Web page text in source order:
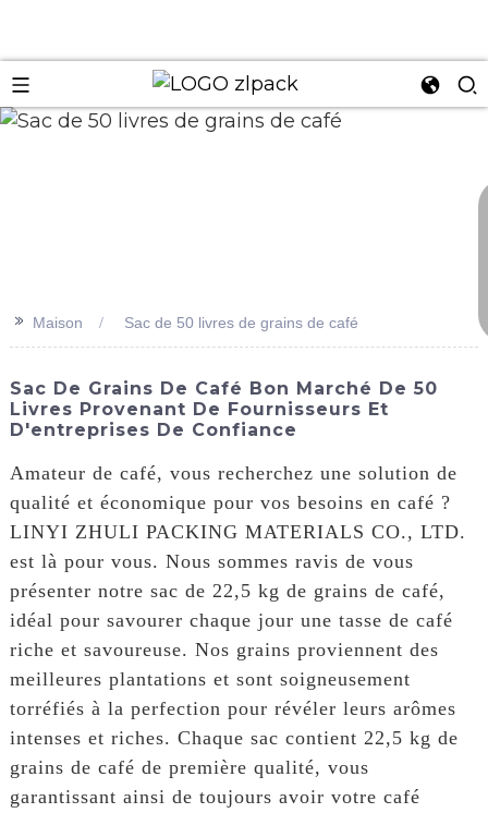
>> Maison Sac de 50 livres de grains de café
Sac De Grains De Café Bon Marché De 50
Livres Provenant De Fournisseurs Et
D'entreprises De Confiance
Amateur de café, vous recherchez une solution de
qualité et économique pour vos besoins en café ?
LINYI ZHULI PACKING MATERIALS CO., LTD.
est là pour vous. Nous sommes ravis de vous
présenter notre sac de 22,5 kg de grains de café,
idéal pour savourer chaque jour une tasse de café
riche et savoureuse. Nos grains proviennent des
meilleures plantations et sont soigneusement
torréfiés à la perfection pour révéler leurs arômes
intenses et riches. Chaque sac contient 22,5 kg de
grains de café de première qualité, vous
garantissant ainsi de toujours avoir votre café